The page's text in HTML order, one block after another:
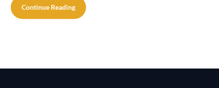
Continue Reading